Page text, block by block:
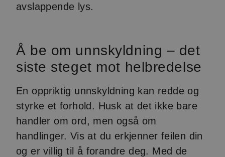
avslappende lys.
Å be om unnskyldning – det
siste steget mot helbredelse
En oppriktig unnskyldning kan redde og
styrke et forhold. Husk at det ikke bare
handler om ord, men også om
handlinger. Vis at du erkjenner feilen din
og er villig til å forandre deg. Med de